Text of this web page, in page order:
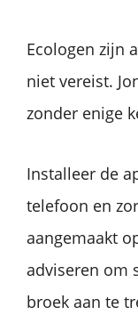
Ecologen zijn
niet vereist.
zonder enige
Installeer de
telefoon en
aangemaakt
adviseren om
broek aan te